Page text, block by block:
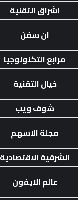
اشراق التقنية
ان سفن
مرابع التكنولوجيا
خيال التقنية
شوف ويب
مجلة الاسهم
الشرقية الاقتصادية
عالم الايفون